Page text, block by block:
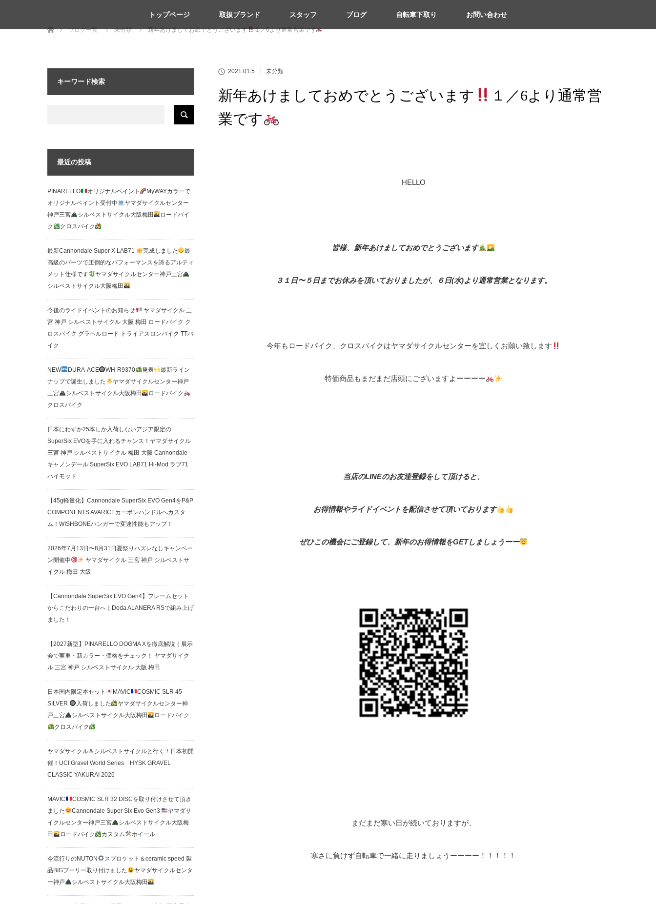
トップページ 取扱ブランド スタッフ ブログ 自転車下取り お問い合わせ
ブログ一覧
未分類 新年あけましておめでとうございます １／6より通常営業です
2021.01.5 未分類
新年あけましておめでとうございます
１／6より通常営
業です
HELLO
皆様、新年あけましておめでとうございます
３１日〜５日までお休みを頂いておりましたが、６日(水)より通常営業となります。
今年もロードバイク、クロスバイクはヤマダサイクルセンターを宜しくお願い致します
特価商品もまだまだ店頭にございますよーーーー
当店のLINEのお友達登録をして頂けると、
お得情報やライドイベントを配信させて頂いております
ぜひこの機会にご登録して、新年のお得情報をGETしましょうーー
まだまだ寒い日が続いておりますが、
寒さに負けず自転車で一緒に走りましょうーーーー！！！！！
キーワード検索
最近の投稿
PINARELLO オリジナルペイント
MyWAYカラーで
オリジナルペイント受付中
ヤマダサイクルセンター
神戸三宮
シルベストサイクル大阪梅田
ロードバイ
ク
クロスバイク
最新Cannondale Super X LAB71 完成しました
最
高級のパーツで圧倒的なパフォーマンスを誇るアルティ
メット仕様です
ヤマダサイクルセンター神戸三宮
シルベストサイクル大阪梅田
今後のライドイベントのお知らせ
ヤマダサイクル 三
宮 神戸 シルベストサイクル 大阪 梅田 ロードバイク ク
ロスバイク グラベルロード トライアスロンバイク TTバ
イク
NEW DURA-ACE WH-R9370 発表
最新ライン
ナップで誕生しました
ヤマダサイクルセンター神戸
三宮
シルベストサイクル大阪梅田
ロードバイク
クロスバイク
日本にわずか25本しか入荷しないアジア限定の
SuperSix EVOを手に入れるチャンス！ヤマダサイクル
三宮 神戸 シルベストサイクル 梅田 大阪 Cannondale
キャノンデール SuperSix EVO LAB71 Hi-Mod ラブ71
ハイモッド
【45g軽量化】Cannondale SuperSix EVO Gen4をP&P
COMPONENTS AVARICEカーボンハンドルへカスタ
ム！WISHBONEハンガーで変速性能もアップ！
2026年7月13日〜8月31日夏祭りハズレなしキャンペー
ン開催中
ヤマダサイクル 三宮 神戸 シルベストサ
イクル 梅田 大阪
【Cannondale SuperSix EVO Gen4】フレームセット
からこだわりの一台へ｜Deda ALANERA RSで組み上げ
ました！
【2027新型】PINARELLO DOGMA Xを徹底解説｜展示
会で実車・新カラー・価格をチェック！ ヤマダサイク
ル 三宮 神戸 シルベストサイクル 大阪 梅田
日本国内限定本セット MAVIC
COSMIC SLR 45
SILVER
入荷しました
ヤマダサイクルセンター神
戸三宮
シルベストサイクル大阪梅田
ロードバイク
クロスバイク
ヤマダサイクル＆シルベストサイクルと行く！日本初開
催！UCI Gravel World Series HYSK GRAVEL
CLASSIC YAKURAI 2026
MAVIC
COSMIC SLR 32 DISCを取り付けさせて頂き
ました
Cannondale Super Six Evo Gen3
ヤマダサ
イクルセンター神戸三宮
シルベストサイクル大阪梅
田
ロードバイク カスタム ホイール
今流行りのNUTON
スプロケット＆ceramic speed 製
品BIGプーリー取り付けました
ヤマダサイクルセンタ
ー神戸
シルベストサイクル大阪梅田